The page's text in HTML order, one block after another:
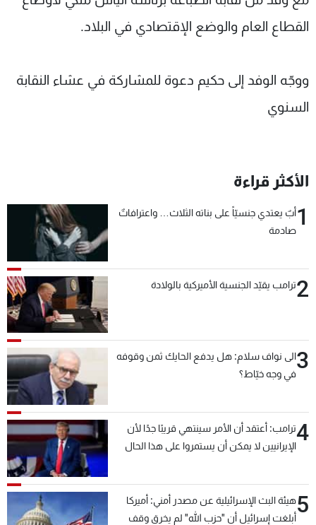
القطاع العام والوضع الإقتصادي في البلاد.
ووجّه الوفد إلى حكيم دعوة للمشاركة في عشاء النقابة
السنوي
الأكثر قراءة
1أبٌ يعتدي جنسيّاً على بناته الثلاث… واعترافاتٌ
صادمة
2ترامب يقيّد الجنسية الأميركية بالولادة
3الى نواف سلام: هل يدفع الحايك ثمن وقوفه
في وجه خيّاط؟
4ترامب: أعتقد أن الأمر سينتهي قريبًا جدًا لأن
الإيرانيين لا يمكن أن يستمروا على هذا الحال
5هيئة البث الإسرائيلية عن مصدر أمني: أميركا
أبلغت إسرائيل أن "حزب الله" لم يخرق وقف